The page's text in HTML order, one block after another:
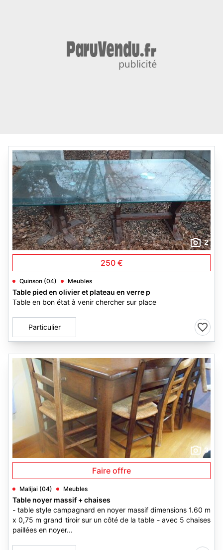
2
250 €
Quinson (04) Meubles
Table pied en olivier et plateau en verre p
Table en bon état à venir chercher sur place
Particulier
3
Faire offre
Malijai (04) Meubles
Table noyer massif + chaises
- table style campagnard en noyer massif dimensions 1.60 m
x 0,75 m grand tiroir sur un côté de la table - avec 5 chaises
paillées en noyer...